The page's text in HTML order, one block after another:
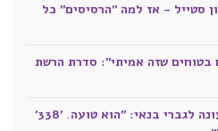
סטייל - אז למה "הרסיסים" כל
בטוחים שזה אמיתי": סדרת הרשת
פתטי? הכותב אילן רוזנפלד עונה לגברי בנאי: "הוא טועה. '338'